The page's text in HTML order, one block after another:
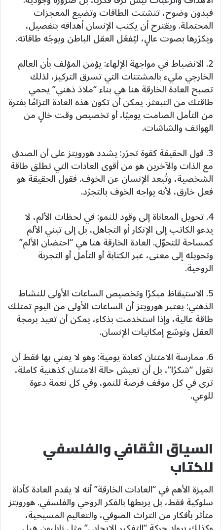
فبدون وضوح، تتشتت الطاقات وتضيع المعجزات
المحتملة. ويقترح أن يكتب الإنسان أهدافه بتفصيل،
ويكرّرها بصوت عالٍ، ليُفعّل العقل الباطن ويوجّه طاقاته.
2. الانضباط في مواجهة الإلهاء: يؤمن المؤلف بأن العالم
الخارجي مليء بالمشتتات التي تسرق التركيز، لذلك
تصبح العادة الخارقة هنا هي بناء “ملاذ ذهني” يحمي
طاقتك من التبعثر. يمكن أن تكون هذه العادة التزامًا بفترة
من التأمل الصامت يوميًا، أو تخصيص وقت خالٍ من
الهواتف والشاشات.
3. قول الحقيقة كقوة تحرّر: يشدد هورويتز على أن الصدق
مع الذات والآخرين هو من أقوى العادات التي تطلق طاقة
الشخصية، وتُبعد الإنسان عن الخوف. فقول الحقيقة هو
فعل خارق، لأنه يواجه الخوف بالتجرّد.
4. تحويل المعاناة إلى وقود للنمو: في لحظات الألم، لا
يدعو الكاتب إلى الإنكار أو التجاهل، بل إلى تبني الألم
كمساحة للتحوّل. العادة الخارقة هنا هي “احتضان الألم”
وتحويله إلى معنى، عبر الكتابة أو التأمل أو التجربة
الروحية.
5. الاستيقاظ مبكرًا وتخصيص الساعات الأولى للنشاط
الذهني: يعتبر هورويتز أن الساعات الأولى من اليوم تمتلك
طاقة عالية، وإذا استخدمت بذكاء، يمكن أن تعيد برمجة
العقل وتوسّع إمكانيات الإنسان.
6. ممارسة الامتنان كعادة يومية: وهو لا يعني بها فقط أن
تقول “شكرًا”، بل أن تعيش حالة الامتنان كذهنية كاملة،
ترى في كل موقف فرصة للنمو، وفي كل نعمة دعوة
للوعي.
السياق الثقافي والفلسفي
للكتاب
الميزة الأهم في “العادات الخارقة” أنه لا يقدم العادة كأداة
سلوكية فقط، بل يربطها بالفكر الروحي والفلسفي. هورويتز
متأثر بأفكار من التراث الصوفي، والتعاليم المسيحية،